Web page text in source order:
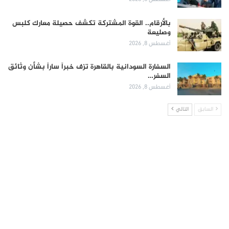
بالأرقام.. القوة المشتركة تكشف حصيلة معارك كلبس
وصليعة
أغسطس 8, 2026
السفارة السودانية بالقاهرة تزف خبراً ساراً بشأن وثائق
السفر…
أغسطس 8, 2026
السابق التالي